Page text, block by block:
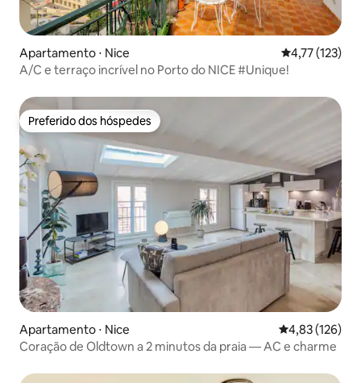
Apartamento ⋅ Nice 4,77 de uma
4,77 (123)
A/C e terraço incrível no Porto do NICE #Unique!
Preferido dos hóspedes
Preferido dos hóspedes
Apartamento ⋅ Nice 4,83 de uma
4,83 (126)
Coração de Oldtown a 2 minutos da praia — AC e charme